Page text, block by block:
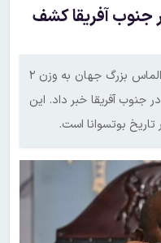
جنوب آفریقا کشف
یک شرکت کانادایی از کشف دومین الماس بزرگ جهان به وزن ۲
در جنوب آفریقا خبر داد. این
بوتسوانا است.